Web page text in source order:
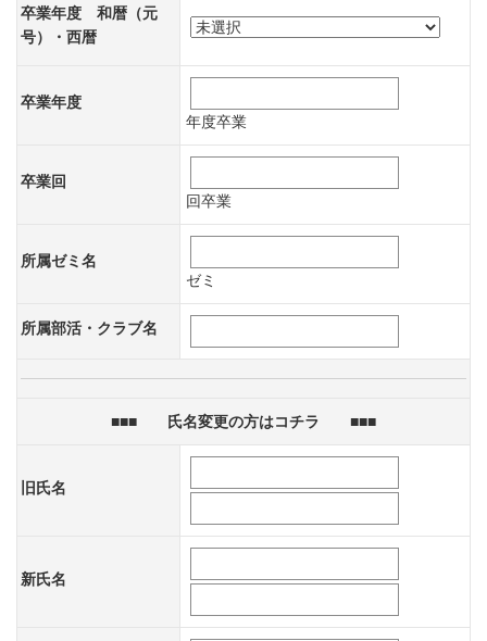
卒業年度 和暦（元
号）・西暦
卒業年度
年度卒業
卒業回
回卒業
所属ゼミ名
ゼミ
所属部活・クラブ名
■■■ 氏名変更の方はコチラ ■■■
旧氏名
新氏名